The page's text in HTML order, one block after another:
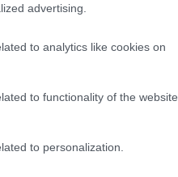
advertising.
to analytics like cookies on
to functionality of the website
to personalization.
1225
τους 592
τους 589 (6.3%)
λόγω COVID-19
σε μείωση